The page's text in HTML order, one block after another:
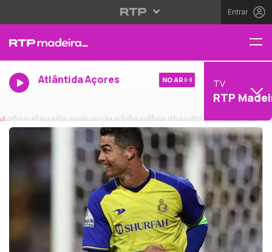
Entrar
Atlântida Açores NO AR TV
RTP